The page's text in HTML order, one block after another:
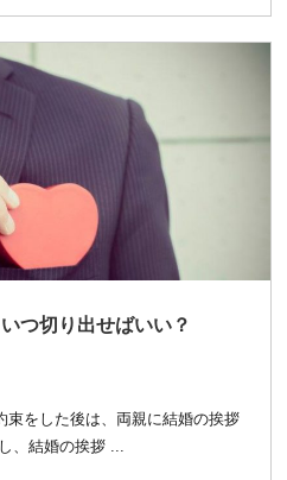
つ切り出せばいい？
束をした後は、両親に結婚の挨拶
、結婚の挨拶 ...